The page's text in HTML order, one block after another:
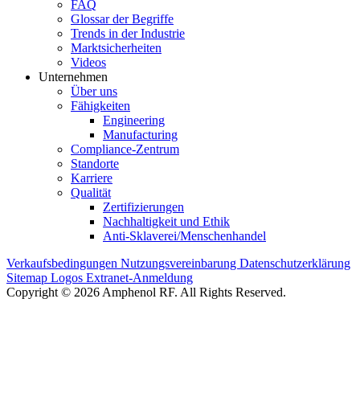
FAQ
Glossar der Begriffe
Trends in der Industrie
Marktsicherheiten
Videos
Unternehmen
Über uns
Fähigkeiten
Engineering
Manufacturing
Compliance-Zentrum
Standorte
Karriere
Qualität
Zertifizierungen
Nachhaltigkeit und Ethik
Anti-Sklaverei/Menschenhandel
Verkaufsbedingungen Nutzungsvereinbarung Datenschutzerklärung
Sitemap Logos Extranet-Anmeldung
Copyright © 2026 Amphenol RF. All Rights Reserved.